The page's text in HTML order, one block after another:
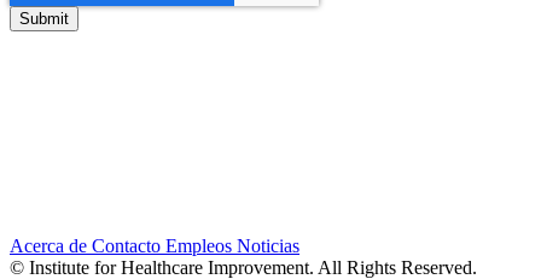
Acerca de Contacto Empleos Noticias
© Institute for Healthcare Improvement. All Rights Reserved.